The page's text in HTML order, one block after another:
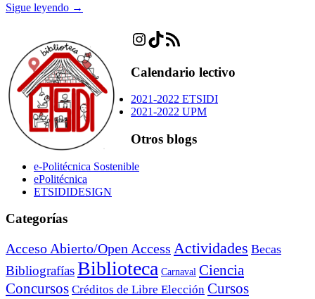
Sigue leyendo →
Instagram
TikTok
Feed RSS
Calendario lectivo
2021-2022 ETSIDI
2021-2022 UPM
Otros blogs
e-Politécnica Sostenible
ePolitécnica
ETSIDIDESIGN
Categorías
Acceso Abierto/Open Access Actividades Becas
BibliografíasBiblioteca Carnaval Ciencia
Concursos Créditos de Libre Elección Cursos